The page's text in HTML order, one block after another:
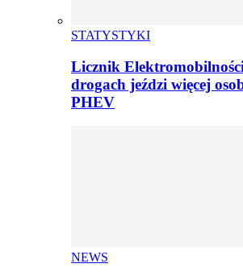
STATYSTYKI
Licznik
drogach jeździ więcej
PHEV
NEWS